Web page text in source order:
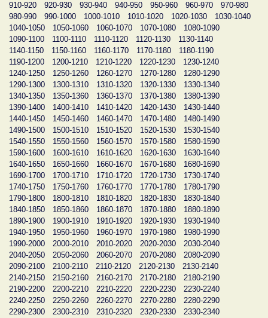
910-920 920-930 930-940 940-950 950-960 960-970
970-980
980-990
990-1000 1000-1010 1010-1020 1020-1030
1030-1040
1040-1050
1050-1060 1060-1070 1070-1080
1080-1090
1090-1100
1100-1110 1110-1120 1120-1130
1130-1140
1140-1150
1150-1160 1160-1170 1170-1180
1180-1190
1190-1200
1200-1210 1210-1220 1220-1230
1230-1240
1240-1250
1250-1260 1260-1270 1270-1280
1280-1290
1290-1300
1300-1310 1310-1320 1320-1330
1330-1340
1340-1350
1350-1360 1360-1370 1370-1380
1380-1390
1390-1400
1400-1410 1410-1420 1420-1430
1430-1440
1440-1450
1450-1460 1460-1470 1470-1480
1480-1490
1490-1500
1500-1510 1510-1520 1520-1530
1530-1540
1540-1550
1550-1560 1560-1570 1570-1580
1580-1590
1590-1600
1600-1610 1610-1620 1620-1630
1630-1640
1640-1650
1650-1660 1660-1670 1670-1680
1680-1690
1690-1700
1700-1710 1710-1720 1720-1730
1730-1740
1740-1750
1750-1760 1760-1770 1770-1780
1780-1790
1790-1800
1800-1810 1810-1820 1820-1830
1830-1840
1840-1850
1850-1860 1860-1870 1870-1880
1880-1890
1890-1900
1900-1910 1910-1920 1920-1930
1930-1940
1940-1950
1950-1960 1960-1970 1970-1980
1980-1990
1990-2000
2000-2010 2010-2020 2020-2030
2030-2040
2040-2050
2050-2060 2060-2070 2070-2080
2080-2090
2090-2100
2100-2110 2110-2120 2120-2130
2130-2140
2140-2150
2150-2160 2160-2170 2170-2180
2180-2190
2190-2200
2200-2210 2210-2220 2220-2230
2230-2240
2240-2250
2250-2260 2260-2270 2270-2280
2280-2290
2290-2300
2300-2310 2310-2320 2320-2330
2330-2340